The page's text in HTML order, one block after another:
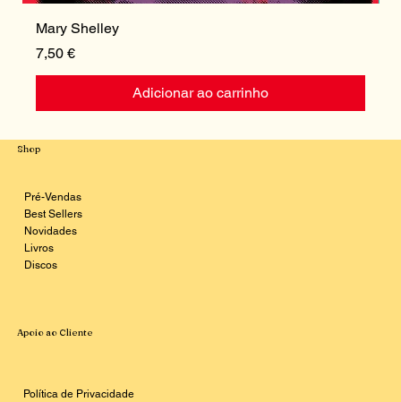
Mary Shelley
Preço
7,50 €
Adicionar ao carrinho
Shop
Pré-Vendas
Best Sellers
Novidades
Livros
Discos
Apoio ao Cliente
Política de Privacidade